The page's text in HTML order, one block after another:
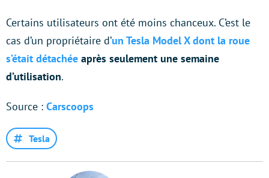
Certains utilisateurs ont été moins chanceux. C’est le
cas d’un propriétaire d’un Tesla Model X dont la roue
s’était détachée après seulement une semaine
d’utilisation.
Source : Carscoops
Tesla